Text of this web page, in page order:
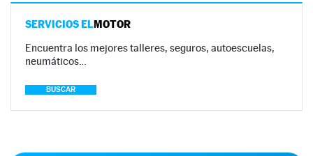
SERVICIOS ELMOTOR
Encuentra los mejores talleres, seguros, autoescuelas,
neumáticos…
BUSCAR